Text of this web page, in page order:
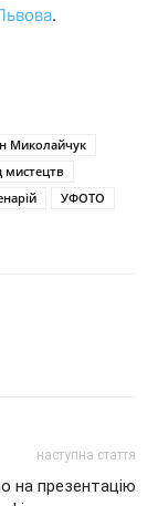
.
Миколайчук
мистецтв
УФОТО
наступна стаття
на презентацію